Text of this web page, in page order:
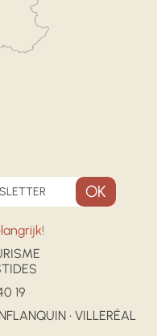
19
• VILLERÉAL